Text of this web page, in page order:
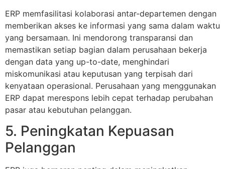
ERP memfasilitasi kolaborasi antar-departemen dengan
memberikan akses ke informasi yang sama dalam waktu
yang bersamaan. Ini mendorong transparansi dan
memastikan setiap bagian dalam perusahaan bekerja
dengan data yang up-to-date, menghindari
miskomunikasi atau keputusan yang terpisah dari
kenyataan operasional. Perusahaan yang menggunakan
ERP dapat merespons lebih cepat terhadap perubahan
pasar atau kebutuhan pelanggan.
5. Peningkatan Kepuasan
Pelanggan